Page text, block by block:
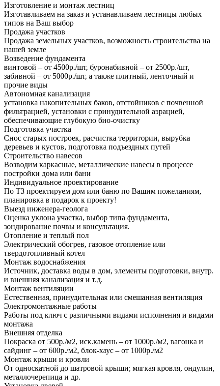
Изготовление и монтаж лестниц
Изготавливаем на заказ и устанавливаем лестницы любых
типов на Ваш выбор
Продажа участков
Продажа земельных участков, возможность строительства на
нашей земле
Возведение фундамента
винтовой – от 4500р./шт, буронабивной – от 2500р./шт,
забивной – от 5000р./шт, а также плитный, ленточный и
прочие виды
Автономная канализация
установка накопительных баков, отстойников с почвенной
фильтрацией, установки с принудительной аэрацией,
обеспечивающие глубокую био-очистку
Подготовка участка
Снос старых построек, расчистка территории, вырубка
деревьев и кустов, подготовка подъездных путей
Строительство навесов
Возводим каркасные, металлические навесы в процессе
постройки дома или бани
Индивидуальное проектирование
По ТЗ проектируем дом или баню по Вашим пожеланиям,
планировка в подарок к проекту!
Выезд инженера-геолога
Оценка уклона участка, выбор типа фундамента,
зондирование почвы и консультация.
Отопление и теплый пол
Электрический обогрев, газовое отопление или
твердотопливный котел
Монтаж водоснабжения
Источник, доставка воды в дом, элементы подготовки, внутр.
и внешняя канализация и т.д.
Монтаж вентиляции
Естественная, принудительная или смешанная вентиляция
Электромонтажные работы
Работы под ключ с различными видами исполнения и видами
монтажа
Внешняя отделка
Покраска от 500р./м2, иск.камень – от 1000р./м2, вагонка и
сайдинг – от 600р./м2, блок-хаус – от 1000р./м2
Монтаж крыши и кровли
От односкатной до шатровой крыши; мягкая кровля, ондулин,
металлочерепица и др.